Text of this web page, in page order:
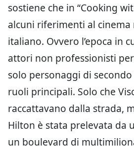
sostiene che in “Cooking
alcuni riferimenti al cinema
italiano. Ovvero l’epoca in
attori non professionisti
solo personaggi di
ruoli principali. Solo che
raccattavano dalla strada,
Hilton è stata prelevata da
un boulevard di